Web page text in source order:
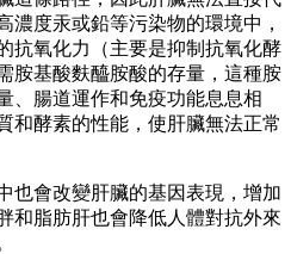
濃度汞或鉛等污染物的環境中，
抗氧化力（主要是抑制抗氧化酵
胺基酸麩醯胺酸的存量，這種胺
、腸道運作和免疫功能息息相
和酵素的性能，使肝臟無法正常
也會改變肝臟的基因表現，增加
和脂肪肝也會降低人體對抗外來